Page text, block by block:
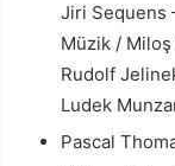
Jiri Sequens
Müzik /
Rudolf
Ludek
Pascal